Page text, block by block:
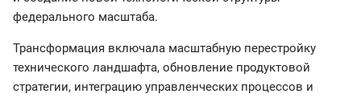
федерального масштаба.
Трансформация включала масштабную перестройку
технического ландшафта, обновление продуктовой
стратегии, интеграцию управленческих процессов и